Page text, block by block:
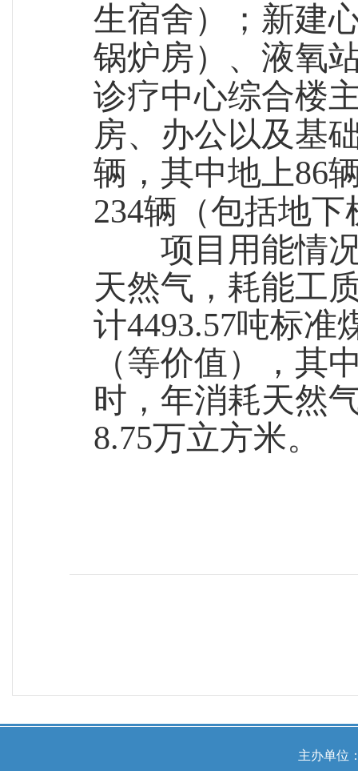
生宿舍）；新建
锅炉房）、液氧
诊疗中心综合楼
房、办公以及基
辆，其中地上86
234辆（包括地
项目用能情
天然气，耗能工
计4493.57吨标准
（等价值），其
时，年消耗天然
8.75万立方米。